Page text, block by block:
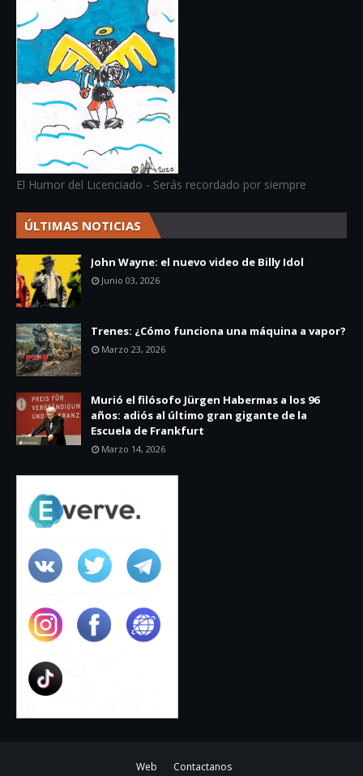
El Humor del Licenciado - Serás recordado por siempre
ÚLTIMAS NOTICIAS
John Wayne: el nuevo video de Billy Idol
Junio 03, 2026
Trenes: ¿Cómo funciona una máquina a vapor?
Marzo 23, 2026
Murió el filósofo Jürgen Habermas a los 96
años: adiós al último gran gigante de la
Escuela de Frankfurt
Marzo 14, 2026
Web Contactanos